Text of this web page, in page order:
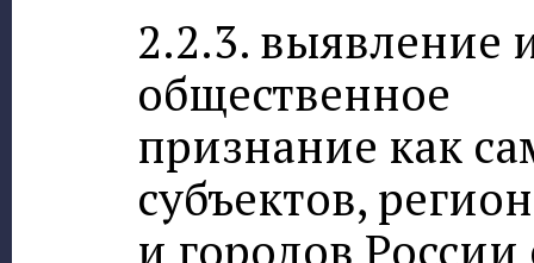
2.2.3. выявление
общественное
признание как
субъектов,
и городов России